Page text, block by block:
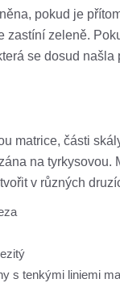
pokud je
zastíní zeleně.
se dosud
matrice, části
na
v různých
s tenkými liniemi